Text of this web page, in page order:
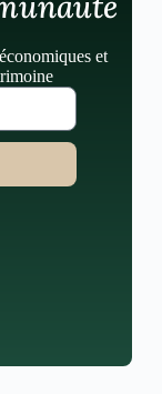
et